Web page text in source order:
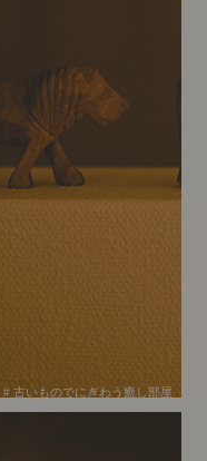
# 古いものでにぎわう癒し部屋